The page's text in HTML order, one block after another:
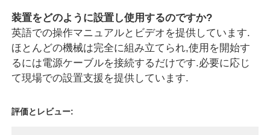
装置をどのように設置し使用するのですか?
英語での操作マニュアルとビデオを提供しています.
ほとんどの機械は完全に組み立てられ,使用を開始す
るには電源ケーブルを接続するだけです.必要に応じ
て現場での設置支援を提供しています.
評価とレビュー: